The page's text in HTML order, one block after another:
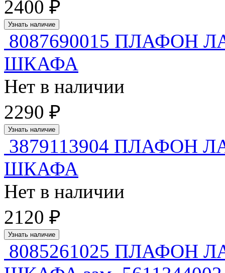
2400 ₽
Узнать наличие
8087690015
ШКАФА
Нет в наличии
2290 ₽
Узнать наличие
3879113904
ШКАФА
Нет в наличии
2120 ₽
Узнать наличие
8085261025